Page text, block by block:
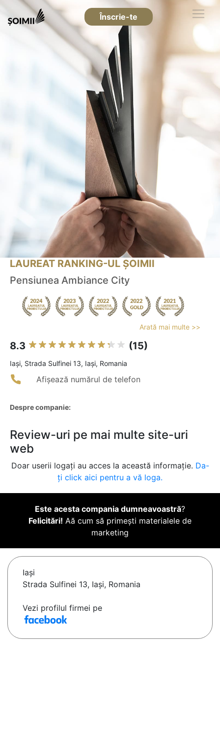
Înscrie-te
LAUREAT RANKING-UL ȘOIMII
Pensiunea Ambiance City
Arată mai multe >>
8.3 (15)
Iaşi, Strada Sulfinei 13, Iaşi, Romania
Afișează numărul de telefon
Despre companie:
Review-uri pe mai multe site-uri
web
Doar userii logați au acces la această informație. Da-
ți click aici pentru a vă loga.
Este acesta compania dumneavoastră?
Felicitări! Aă cum să primești materialele de
marketing
Iaşi
Strada Sulfinei 13, Iaşi, Romania
Vezi profilul firmei pe